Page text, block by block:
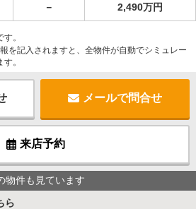
－ 2,490万円
。
を記入されますと、全物件が自動でシミュレー
。
メールで問合せ
来店予約
物件も見ています
ら